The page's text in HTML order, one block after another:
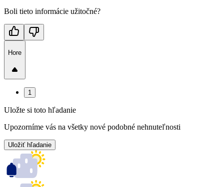
Boli tieto informácie užitočné?
Hore
1
Uložte si toto hľadanie
Upozorníme vás na všetky nové podobné nehnuteľnosti
Uložiť hľadanie